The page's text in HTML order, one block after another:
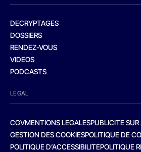
DECRYPTAGES
DOSSIERS
RENDEZ-VOUS
VIDEOS
PODCASTS
LEGAL
CGVMENTIONS LEGALESPUBLICITE
GESTION DES COOKIESPOLITIQUE DE
POLITIQUE D’ACCESSIBILITEPOLITIQUE